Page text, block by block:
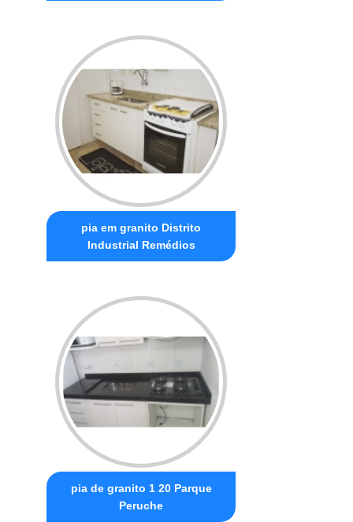
pia em granito Distrito
Industrial Remédios
pia de granito 1 20 Parque
Peruche